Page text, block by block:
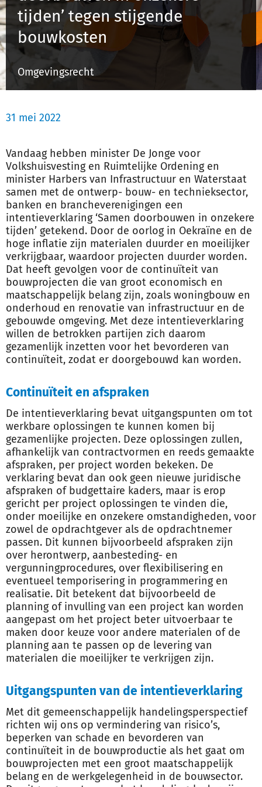
Inloggen
tijden’ tegen stijgende
bouwkosten
Omgevingsrecht
31 mei 2022
Vandaag hebben minister De Jonge voor
Volkshuisvesting en Ruimtelijke Ordening en
minister Harbers van Infrastructuur en Waterstaat
samen met de ontwerp- bouw- en technieksector,
banken en brancheverenigingen een
intentieverklaring ‘Samen doorbouwen in onzekere
tijden’ getekend. Door de oorlog in Oekraïne en de
hoge inflatie zijn materialen duurder en moeilijker
verkrijgbaar, waardoor projecten duurder worden.
Dat heeft gevolgen voor de continuïteit van
bouwprojecten die van groot economisch en
maatschappelijk belang zijn, zoals woningbouw en
onderhoud en renovatie van infrastructuur en de
gebouwde omgeving. Met deze intentieverklaring
willen de betrokken partijen zich daarom
gezamenlijk inzetten voor het bevorderen van
continuïteit, zodat er doorgebouwd kan worden.
Continuïteit en afspraken
De intentieverklaring bevat uitgangspunten om tot
werkbare oplossingen te kunnen komen bij
gezamenlijke projecten. Deze oplossingen zullen,
afhankelijk van contractvormen en reeds gemaakte
afspraken, per project worden bekeken. De
verklaring bevat dan ook geen nieuwe juridische
afspraken of budgettaire kaders, maar is erop
gericht per project oplossingen te vinden die,
onder moeilijke en onzekere omstandigheden, voor
zowel de opdrachtgever als de opdrachtnemer
passen. Dit kunnen bijvoorbeeld afspraken zijn
over herontwerp, aanbesteding- en
vergunningprocedures, over flexibilisering en
eventueel temporisering in programmering en
realisatie. Dit betekent dat bijvoorbeeld de
planning of invulling van een project kan worden
aangepast om het project beter uitvoerbaar te
maken door keuze voor andere materialen of de
planning aan te passen op de levering van
materialen die moeilijker te verkrijgen zijn.
Uitgangspunten van de intentieverklaring
Met dit gemeenschappelijk handelingsperspectief
richten wij ons op vermindering van risico’s,
beperken van schade en bevorderen van
continuïteit in de bouwproductie als het gaat om
bouwprojecten met een groot maatschappelijk
belang en de werkgelegenheid in de bouwsector.